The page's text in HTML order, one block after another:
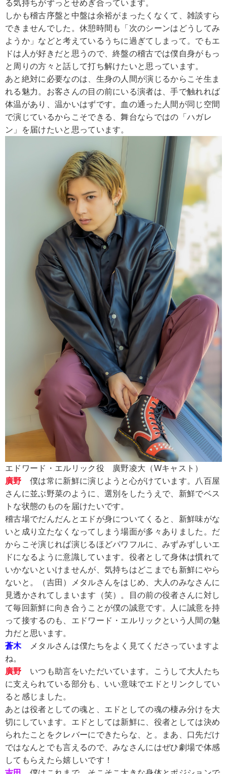
る気持ちがずっとせめぎ合っています。
しかも稽古序盤と中盤は余裕がまったくなくて、雑談すら
できませんでした。休憩時間も「次のシーンはどうしてみ
ようか」などと考えているうちに過ぎてしまって。でもエ
ドは人が好きだと思うので、終盤の稽古では僕自身がもっ
と周りの方々と話して打ち解けたいと思っています。
あと絶対に必要なのは、生身の人間が演じるからこそ生ま
れる魅力。お客さんの目の前にいる演者は、手で触れれば
体温があり、温かいはずです。血の通った人間が同じ空間
で演じているからこそできる、舞台ならではの「ハガレ
ン」を届けたいと思っています。
エドワード・エルリック役 廣野凌大（Wキャスト）
廣野 僕は常に新鮮に演じようと心がけています。八百屋
さんに並ぶ野菜のように、選別をしたうえで、新鮮でベス
トな状態のものを届けたいです。
稽古場でだんだんとエドが身についてくると、新鮮味がな
いと成り立たなくなってしまう場面が多々ありました。だ
からこそ演じれば演じるほどパワフルに、みずみずしいエ
ドになるように意識しています。役者として身体は慣れて
いかないといけませんが、気持ちはどこまでも新鮮にやら
ないと。（吉田）メタルさんをはじめ、大人のみなさんに
見透かされてしまいます（笑）。目の前の役者さんに対し
て毎回新鮮に向き合うことが僕の誠意です。人に誠意を持
って接するのも、エドワード・エルリックという人間の魅
力だと思います。
蒼木メタルさんは僕たちをよく見てくださっていますよ
ね。
廣野 いつも助言をいただいています。こうして大人たち
に支えられている部分も、いい意味でエドとリンクしてい
ると感じました。
あとは役者としての魂と、エドとしての魂の棲み分けを大
切にしています。エドとしては新鮮に、役者としては決め
られたことをクレバーにできたらな、と。まあ、口先だけ
ではなんとでも言えるので、みなさんにはぜひ劇場で体感
してもらえたら嬉しいです！